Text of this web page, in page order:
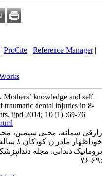
|ProCite|Reference Manager
Mothers’ knowledge and self-
traumatic dental injuries in 8-
ijpd 2014; 10 (1) :69-76
رازقی سمانه، محبی سیمین،
خوداظهار